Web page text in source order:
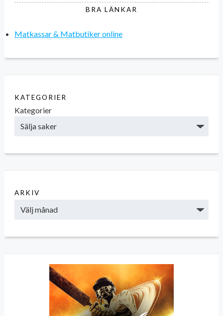
BRA LÄNKAR
Matkassar & Matbutiker online
KATEGORIER
Kategorier
ARKIV